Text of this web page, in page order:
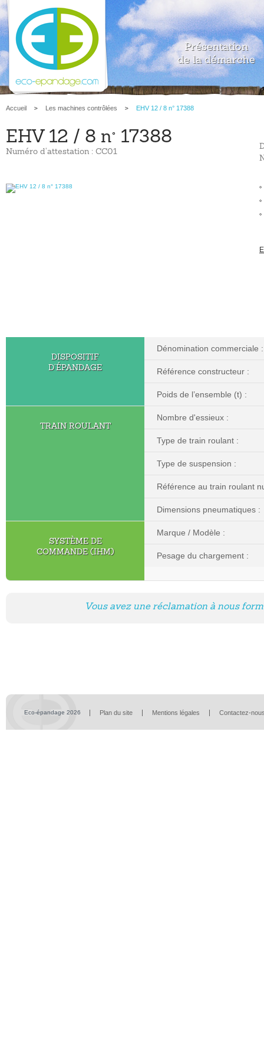
Présentation
de la démarche
Accueil Les machines contrôlées EHV 12 / 8 n° 17388
EHV 12 / 8 n° 17388
Numéro d'attestation : CC01
DISPOSITIF
D’ÉPANDAGE
Dénomination commerciale :
Référence constructeur :
Poids de l’ensemble (t) :
TRAIN ROULANT
Nombre d'essieux :
Type de train roulant :
Type de suspension :
Référence au train roulant
Dimensions pneumatiques :
SYSTÈME DE
COMMANDE (IHM)
Marque / Modèle :
Pesage du chargement :
Vous avez une réclamation à nous
Eco-épandage 2026 Plan du site Mentions légales Contactez-